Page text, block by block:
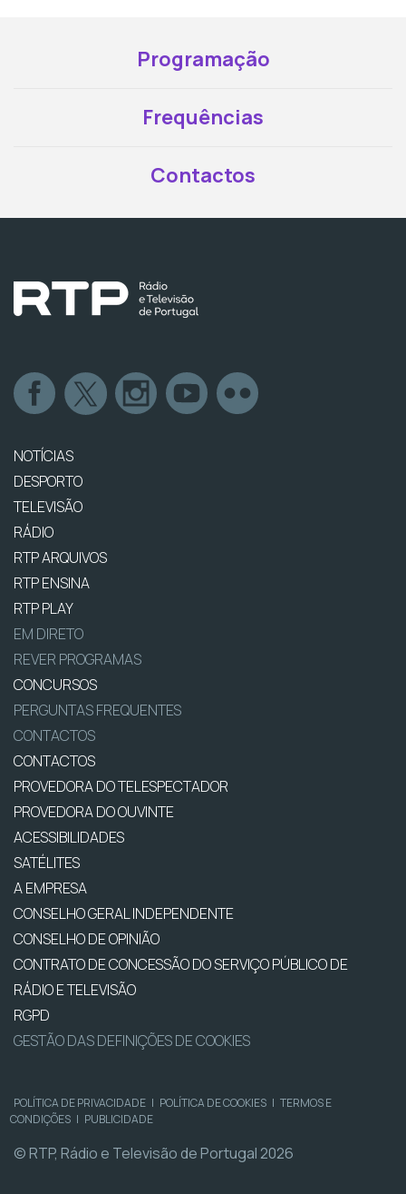
Programação
Frequências
Contactos
NOTÍCIAS
DESPORTO
TELEVISÃO
RÁDIO
RTP ARQUIVOS
RTP ENSINA
RTP PLAY
EM DIRETO
REVER PROGRAMAS
CONCURSOS
PERGUNTAS FREQUENTES
CONTACTOS
CONTACTOS
PROVEDORA DO TELESPECTADOR
PROVEDORA DO OUVINTE
ACESSIBILIDADES
SATÉLITES
A EMPRESA
CONSELHO GERAL INDEPENDENTE
CONSELHO DE OPINIÃO
CONTRATO DE CONCESSÃO DO SERVIÇO PÚBLICO DE
RÁDIO E TELEVISÃO
RGPD
GESTÃO DAS DEFINIÇÕES DE COOKIES
POLÍTICA DE PRIVACIDADE | POLÍTICA DE COOKIES | TERMOS E
CONDIÇÕES | PUBLICIDADE
© RTP, Rádio e Televisão de Portugal 2026